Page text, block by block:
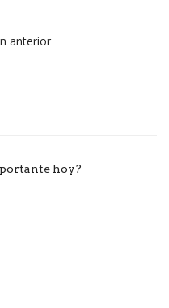
anterior
hoy?